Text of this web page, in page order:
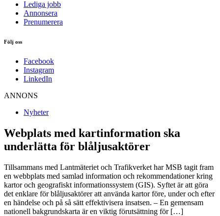
Lediga jobb
Annonsera
Prenumerera
Följ oss
Facebook
Instagram
LinkedIn
ANNONS
Nyheter
Webplats med kartinformation ska
underlätta för blåljusaktörer
Tillsammans med Lantmäteriet och Trafikverket har MSB tagit fram
en webbplats med samlad information och rekommendationer kring
kartor och geografiskt informationssystem (GIS). Syftet är att göra
det enklare för blåljusaktörer att använda kartor före, under och efter
en händelse och på så sätt effektivisera insatsen. – En gemensam
nationell bakgrundskarta är en viktig förutsättning för […]